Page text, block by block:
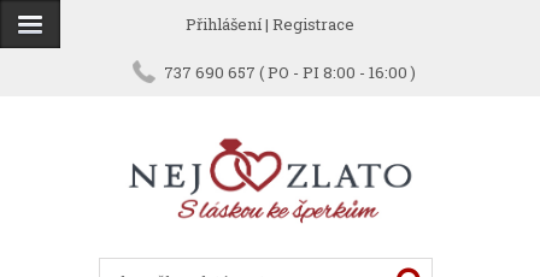
Přihlášení| Registrace
737 690 657 ( PO - PI 8:00 - 16:00 )